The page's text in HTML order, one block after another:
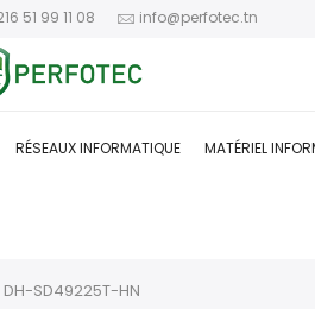
51 99 11 08 info@perfotec.tn
RÉSEAUX INFORMATIQUE MATÉRIEL
DH-SD49225T-HN